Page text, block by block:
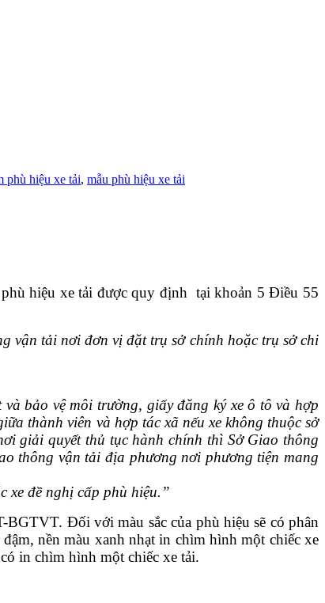
phù hiệu xe tải, mẫu phù hiệu xe tải
hiệu xe tải được quy định tại khoản 5 Điều 55
vận tải nơi đơn vị đặt trụ sở chính hoặc trụ sở chi
bảo vệ môi trường, giấy đăng ký xe ô tô và hợp
thành viên và hợp tác xã nếu xe không thuộc sở
giải quyết thủ tục hành chính thì Sở Giao thông
thông vận tải địa phương nơi phương tiện mang
xe đề nghị cấp phù hiệu.”
Đối với màu sắc của phù hiệu sẽ có phân
nền màu xanh nhạt in chìm hình một chiếc xe
in chìm hình một chiếc xe tải.